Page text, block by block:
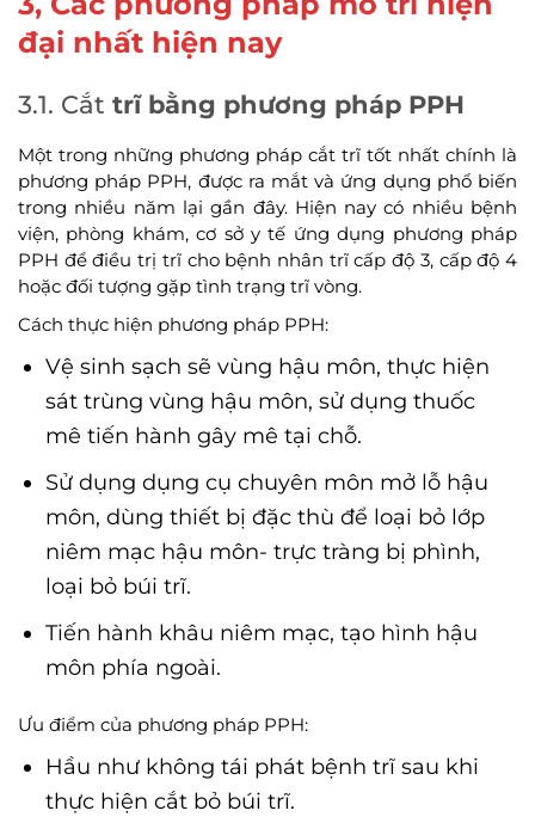
đại nhất hiện nay
3.1. Cắt trĩ bằng phương pháp PPH
Một trong những phương pháp cắt trĩ tốt nhất chính là
phương pháp PPH, được ra mắt và ứng dụng phổ biến
trong nhiều năm lại gần đây. Hiện nay có nhiều bệnh
viện, phòng khám, cơ sở y tế ứng dụng phương pháp
PPH để điều trị trĩ cho bệnh nhân trĩ cấp độ 3, cấp độ 4
hoặc đối tượng gặp tình trạng trĩ vòng.
Cách thực hiện phương pháp PPH:
Vệ sinh sạch sẽ vùng hậu môn, thực hiện
sát trùng vùng hậu môn, sử dụng thuốc
mê tiến hành gây mê tại chỗ.
Sử dụng dụng cụ chuyên môn mở lỗ hậu
môn, dùng thiết bị đặc thù để loại bỏ lớp
niêm mạc hậu môn- trực tràng bị phình,
loại bỏ búi trĩ.
Tiến hành khâu niêm mạc, tạo hình hậu
môn phía ngoài.
Ưu điểm của phương pháp PPH:
Hầu như không tái phát bệnh trĩ sau khi
thực hiện cắt bỏ búi trĩ.